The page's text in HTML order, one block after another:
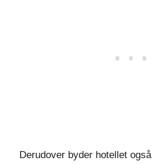
Derudover byder hotellet